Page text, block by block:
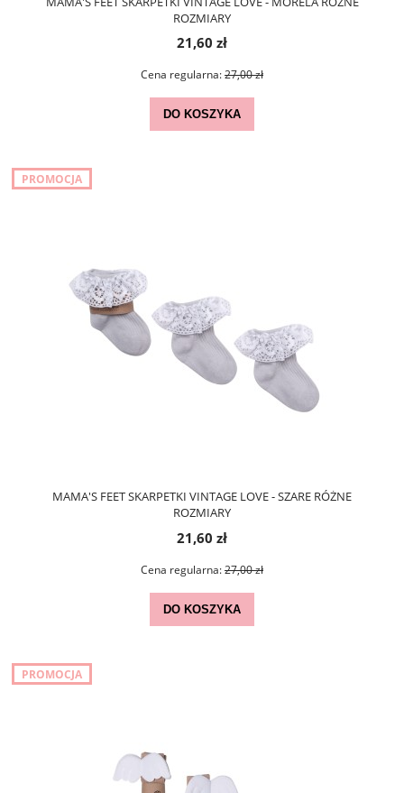
ROZMIARY
21,60 zł
Cena regularna:27,00 zł
DO KOSZYKA
MAMA'S FEET SKARPETKI VINTAGE LOVE - SZARE RÓŻNE
ROZMIARY
21,60 zł
Cena regularna:27,00 zł
DO KOSZYKA
PROMOCJA
PROMOCJA